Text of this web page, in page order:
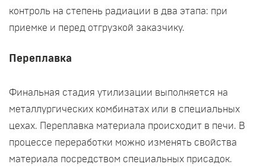
контроль на степень радиации в два этапа: при
приемке и перед отгрузкой заказчику.
Переплавка
Финальная стадия утилизации выполняется на
металлургических комбинатах или в специальных
цехах. Переплавка материала происходит в печи. В
процессе переработки можно изменять свойства
материала посредством специальных присадок.